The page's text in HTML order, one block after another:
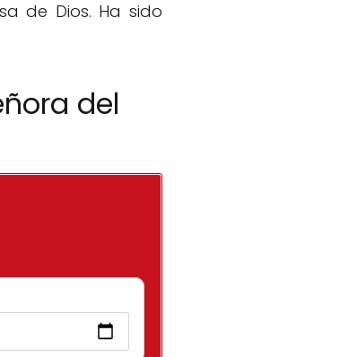
de Dios. Ha sido
del